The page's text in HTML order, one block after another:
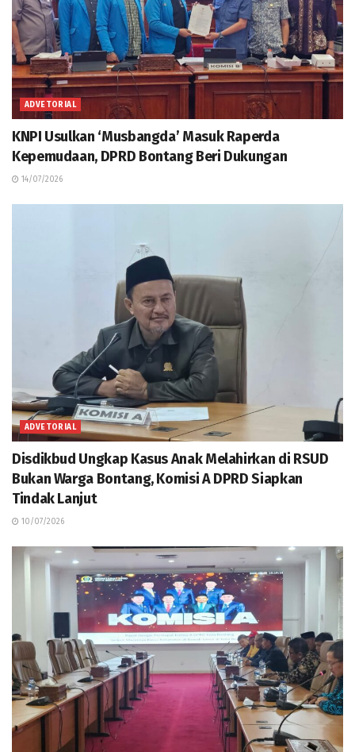
ADVETORIAL
KNPI Usulkan ‘Musbangda’ Masuk Raperda
Kepemudaan, DPRD Bontang Beri Dukungan
14/07/2026
ADVETORIAL
Disdikbud Ungkap Kasus Anak Melahirkan di RSUD
Bukan Warga Bontang, Komisi A DPRD Siapkan
Tindak Lanjut
10/07/2026